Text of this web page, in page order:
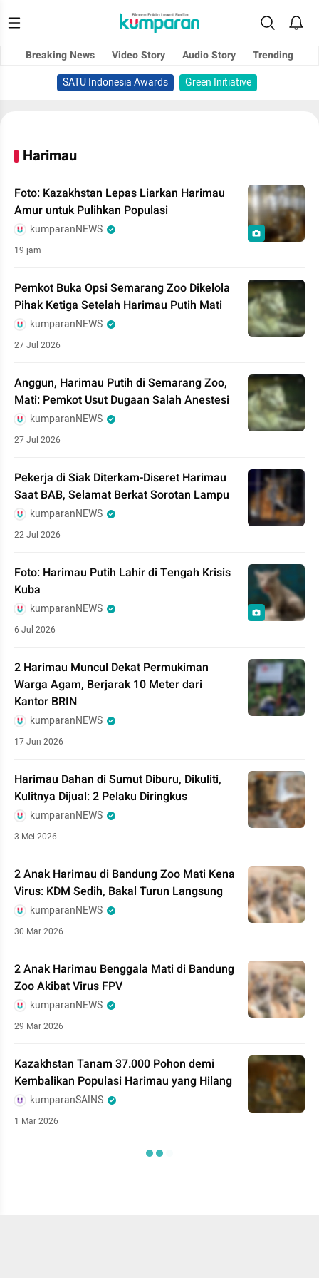
Breaking News Video Story Audio Story
Trending
SATU Indonesia Awards
Green Initiative
Harimau
Foto: Kazakhstan Lepas Liarkan Harimau
Amur untuk Pulihkan Populasi
kumparanNEWS
19 jam
Pemkot Buka Opsi Semarang Zoo Dikelola
Pihak Ketiga Setelah Harimau Putih Mati
kumparanNEWS
27 Jul 2026
Anggun, Harimau Putih di Semarang Zoo,
Mati: Pemkot Usut Dugaan Salah Anestesi
kumparanNEWS
27 Jul 2026
Pekerja di Siak Diterkam-Diseret Harimau
Saat BAB, Selamat Berkat Sorotan Lampu
kumparanNEWS
22 Jul 2026
Foto: Harimau Putih Lahir di Tengah Krisis
Kuba
kumparanNEWS
6 Jul 2026
2 Harimau Muncul Dekat Permukiman
Warga Agam, Berjarak 10 Meter dari
Kantor BRIN
kumparanNEWS
17 Jun 2026
Harimau Dahan di Sumut Diburu, Dikuliti,
Kulitnya Dijual: 2 Pelaku Diringkus
kumparanNEWS
3 Mei 2026
2 Anak Harimau di Bandung Zoo Mati Kena
Virus: KDM Sedih, Bakal Turun Langsung
kumparanNEWS
30 Mar 2026
2 Anak Harimau Benggala Mati di Bandung
Zoo Akibat Virus FPV
kumparanNEWS
29 Mar 2026
Kazakhstan Tanam 37.000 Pohon demi
Kembalikan Populasi Harimau yang Hilang
kumparanSAINS
1 Mar 2026